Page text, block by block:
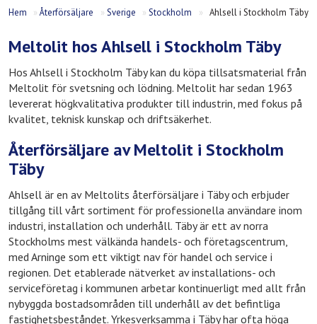
Hem »Återförsäljare » Sverige »Stockholm » Ahlsell i Stockholm Täby
Meltolit hos Ahlsell i Stockholm Täby
Hos Ahlsell i Stockholm Täby kan du köpa tillsatsmaterial från
Meltolit för svetsning och lödning. Meltolit har sedan 1963
levererat högkvalitativa produkter till industrin, med fokus på
kvalitet, teknisk kunskap och driftsäkerhet.
Återförsäljare av Meltolit i Stockholm
Täby
Ahlsell är en av Meltolits återförsäljare i Täby och erbjuder
tillgång till vårt sortiment för professionella användare inom
industri, installation och underhåll. Täby är ett av norra
Stockholms mest välkända handels- och företagscentrum,
med Arninge som ett viktigt nav för handel och service i
regionen. Det etablerade nätverket av installations- och
serviceföretag i kommunen arbetar kontinuerligt med allt från
nybyggda bostadsområden till underhåll av det befintliga
fastighetsbeståndet. Yrkesverksamma i Täby har ofta höga